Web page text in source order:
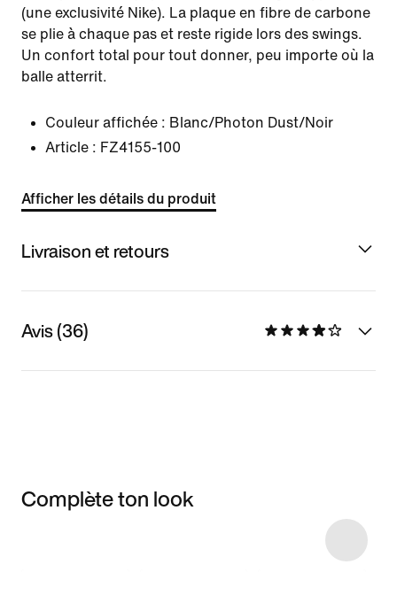
(une exclusivité Nike). La plaque en fibre de carbone
se plie à chaque pas et reste rigide lors des swings.
Un confort total pour tout donner, peu importe où la
balle atterrit.
Couleur affichée : Blanc/Photon Dust/Noir
Article : FZ4155-100
Afficher les détails du produit
Livraison et retours
Avis (36)
Complète ton look